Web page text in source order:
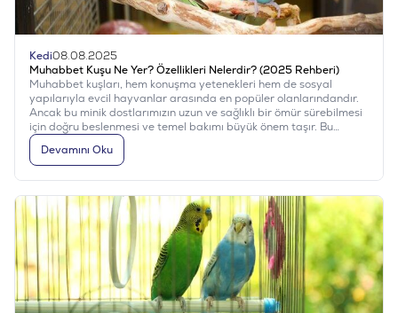
Kedi08.08.2025
Muhabbet Kuşu Ne Yer? Özellikleri Nelerdir? (2025 Rehberi)
Muhabbet kuşları, hem konuşma yetenekleri hem de sosyal
yapılarıyla evcil hayvanlar arasında en popüler olanlarındandır.
Ancak bu minik dostlarımızın uzun ve sağlıklı bir ömür sürebilmesi
için doğru beslenmesi ve temel bakımı büyük önem taşır. Bu
yazımızda “Muhabbet kuşu ne yer?” sorusunun yanı sıra
muhabbet kuşlarının temel özelliklerini de ele alıyoruz.
Devamını Oku